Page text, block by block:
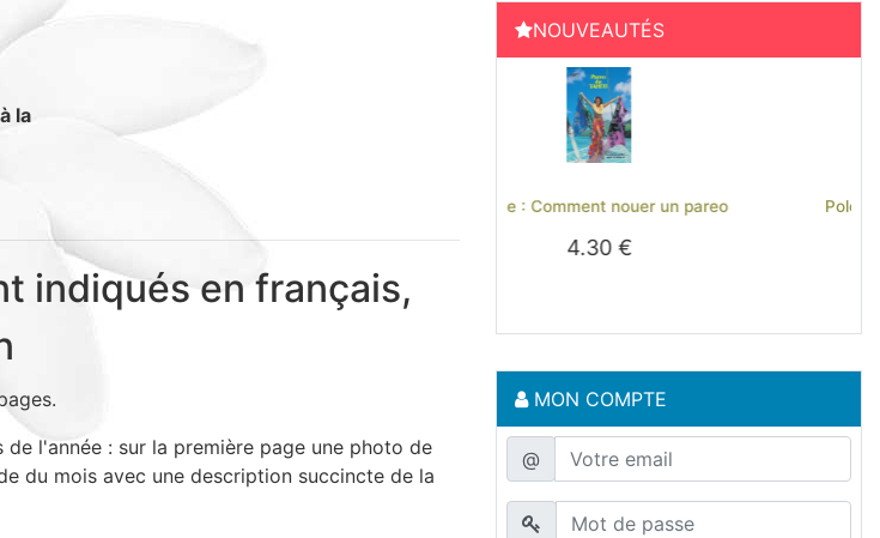
la
indiqués en français,
l'année : sur la première page une photo de
du mois avec une description succincte de la
NOUVEAUTÉS
4.30 €
Polo brodé Hinano Tahiti - Noir
Previous Next
MON COMPTE
@